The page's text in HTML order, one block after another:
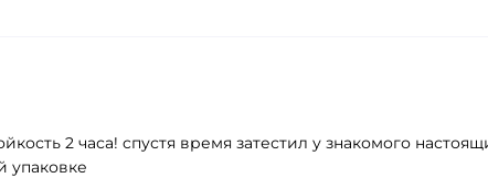
2 часа! cпустя время затестил у знакомого
упаковке